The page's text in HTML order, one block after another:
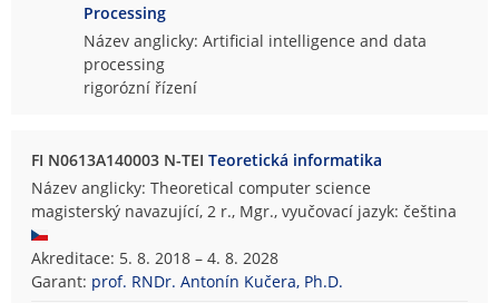
Processing
Název anglicky: Artificial intelligence and data
processing
rigorózní řízení
FI N0613A140003 N-TEITeoretická informatika
Název anglicky: Theoretical computer science
magisterský navazující, 2 r., Mgr., vyučovací jazyk: čeština
Akreditace: 5. 8. 2018 – 4. 8. 2028
Garant: prof. RNDr. Antonín Kučera, Ph.D.